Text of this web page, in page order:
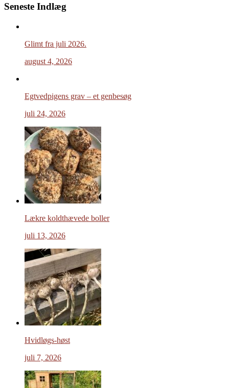
Seneste Indlæg
Glimt fra juli 2026.
august 4, 2026
Egtvedpigens grav – et genbesøg
juli 24, 2026
Lækre koldthævede boller
juli 13, 2026
Hvidløgs-høst
juli 7, 2026